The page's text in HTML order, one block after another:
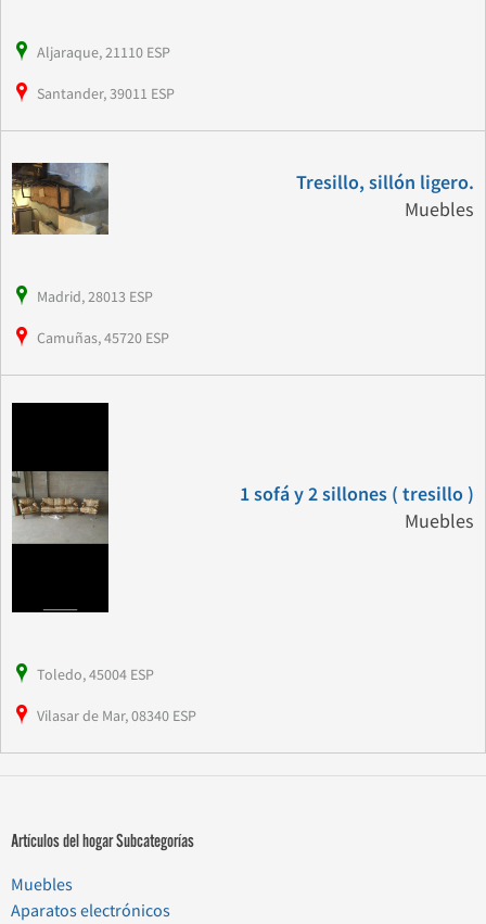
Aljaraque, 21110 ESP
Santander, 39011 ESP
Tresillo, sillón ligero.
Muebles
Madrid, 28013 ESP
Camuñas, 45720 ESP
1 sofá y 2 sillones ( tresillo )
Muebles
Toledo, 45004 ESP
Vilasar de Mar, 08340 ESP
Artículos del hogar Subcategorías
Muebles
Aparatos electrónicos